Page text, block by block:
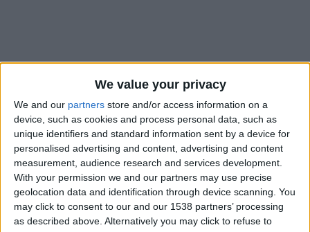
We value your privacy
We and our partners store and/or access information on a
device, such as cookies and process personal data, such as
unique identifiers and standard information sent by a device for
personalised advertising and content, advertising and content
measurement, audience research and services development.
With your permission we and our partners may use precise
geolocation data and identification through device scanning. You
may click to consent to our and our 1538 partners’ processing
as described above. Alternatively you may click to refuse to
Alors que chaque centime est précieux en ce moment du côté
de l’AS Monaco, le club de la Principauté a dû accueillir avec
une certaine satisfaction la décision du Tribunal arbitral du
sport (TAS). L’année dernière, l’ASM avait engagé une
procédure pour obliger le club brésilien de Santos à honorer
sa dernière échéance dans le cadre du transfert de Jean Lucas,